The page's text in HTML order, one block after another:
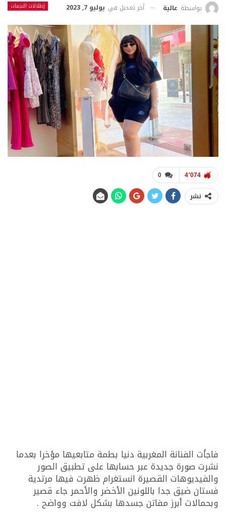
إطلالات النجمات بواسطة عالية أخر تعديل في يوليو 7, 2023
0 4٬074
نشر
فاجأت الفنانة المغربية دنيا بطمة متابعيها مؤخرا بعدما
نشرت صورة جديدة عبر حسابها على تطبيق الصور
والفيديوهات القصيرة انستغرام ظهرت فيها مرتدية
فستان ضيق جدا باللونين الأخضر والأحمر جاء قصير
وبحمالات أبرز مفاتن جسدها بشكل لافت وواضح .